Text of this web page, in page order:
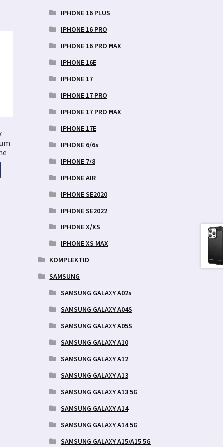
IPHONE 16 PLUS
IPHONE 16 PRO
IPHONE 16 PRO MAX
IPHONE 16E
IPHONE 17
IPHONE 17 PRO
IPHONE 17 PRO MAX
IPHONE 17E
IPHONE 6/6s
IPHONE 7/8
IPHONE AIR
IPHONE SE2020
IPHONE SE2022
IPHONE X/XS
IPHONE XS MAX
KOMPLEKTID
SAMSUNG
SAMSUNG GALAXY A02s
SAMSUNG GALAXY A04S
SAMSUNG GALAXY A05S
SAMSUNG GALAXY A10
SAMSUNG GALAXY A12
SAMSUNG GALAXY A13
SAMSUNG GALAXY A13 5G
SAMSUNG GALAXY A14
SAMSUNG GALAXY A14 5G
SAMSUNG GALAXY A15/A15 5G